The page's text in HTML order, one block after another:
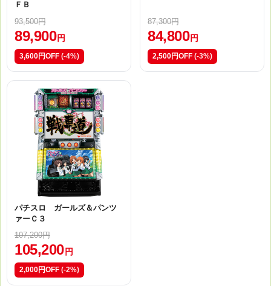
ＦＢ
93,500円
89,900 円
3,600円OFF (-4%)
87,300円
84,800 円
2,500円OFF (-3%)
パチスロ ガールズ＆パンツ
ァーＣ３
107,200円
105,200 円
2,000円OFF (-2%)